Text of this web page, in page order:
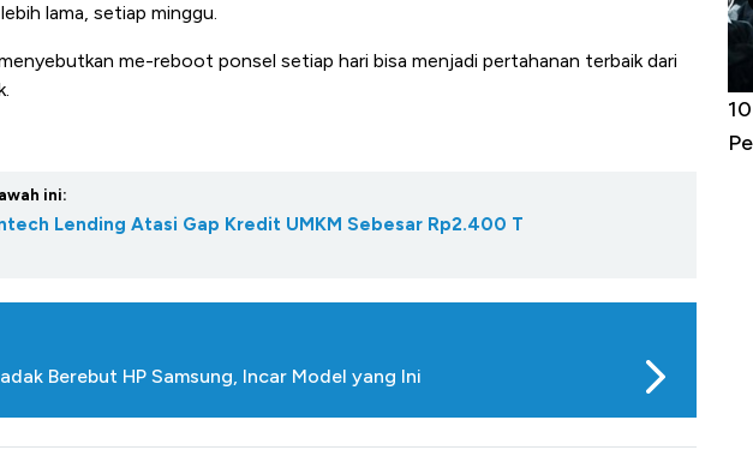
lama, setiap minggu.
me-reboot ponsel setiap hari bisa menjadi pertahanan terbaik dari
ini:
Lending Atasi Gap Kredit UMKM Sebesar Rp2.400 T
Berebut HP Samsung, Incar Model yang Ini